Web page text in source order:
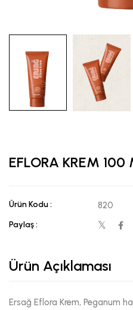
EFLORA KREM 100
Ürün Kodu : 820
Paylaş :
Ürün Açıklaması
Ersağ Eflora Krem, Peganum